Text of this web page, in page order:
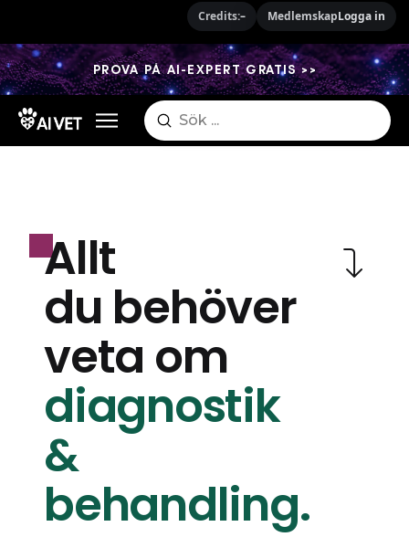
PROVA PÅ AI-EXPERT GRATIS >>
Search
Submit
Allt
du behöver
veta om
diagnostik
&
behandling.
Credits:– MedlemskapLogga in